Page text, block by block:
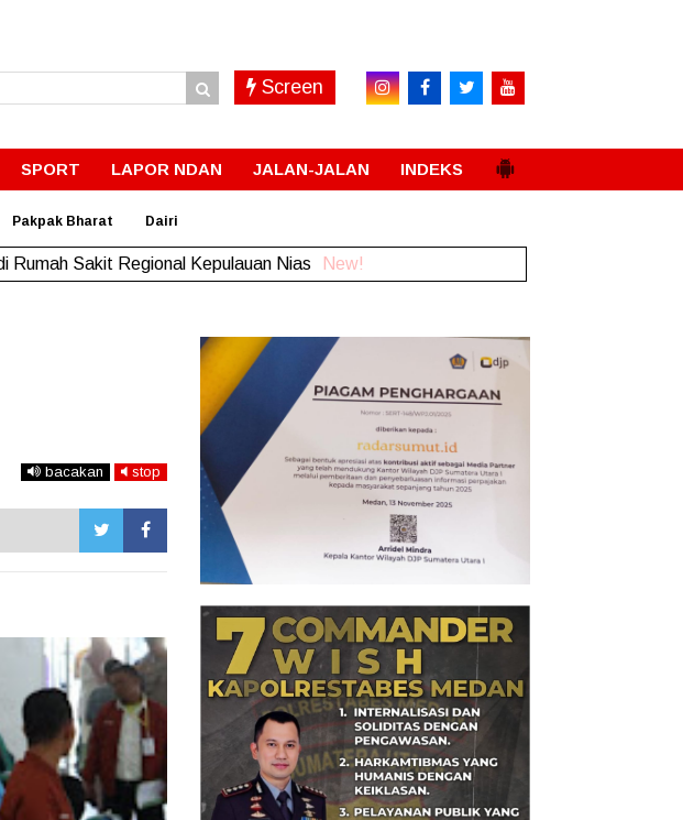
Screen
SPORT LAPOR NDAN JALAN-JALAN INDEKS
Pakpak Bharat Dairi
Rumah Sakit Regional Kepulauan Nias New!
bacakan stop